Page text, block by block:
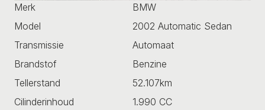
Merk
BMW
Model
2002 Automatic Sedan
Transmissie
Automaat
Brandstof
Benzine
Tellerstand
52.107km
Cilinderinhoud
1.990 CC